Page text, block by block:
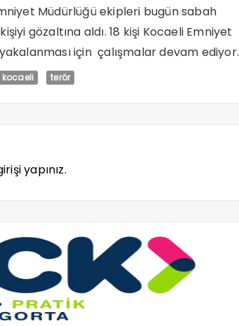
Müdürlüğü ekipleri bugün sabah
gözaltına aldı. 18 kişi Kocaeli Emniyet
için çalışmalar devam ediyor.
kocaeli terör
yapınız.